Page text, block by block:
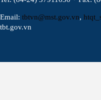
Email: tbtvn@mst.gov.vn,
tbt.gov.vn